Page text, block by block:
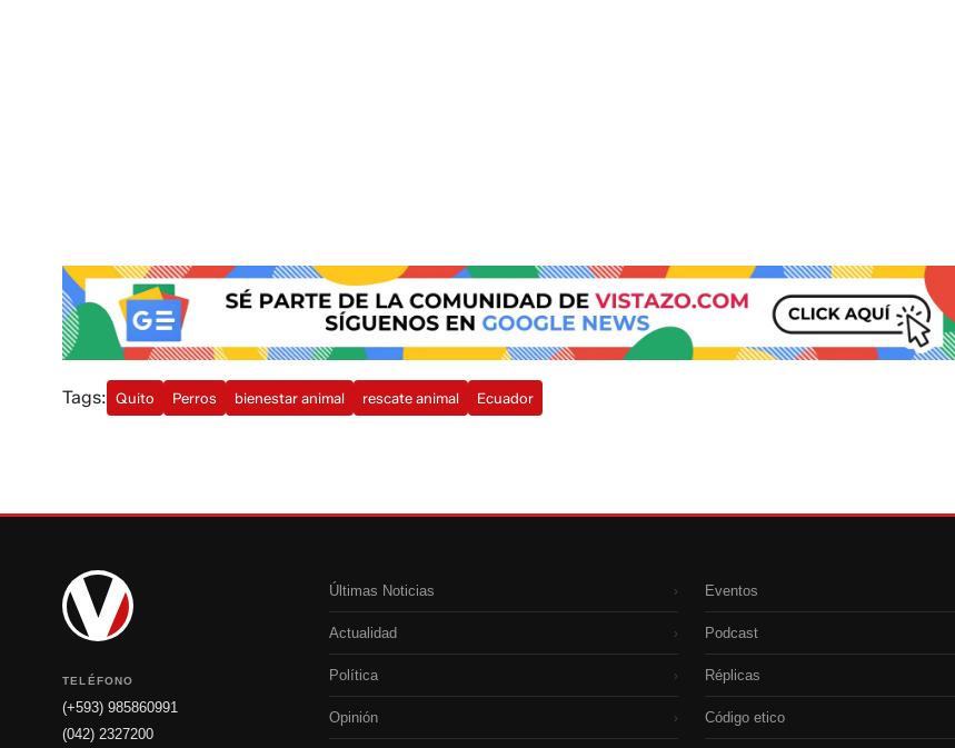
Tags: Quito Perros bienestar animal rescate animal Ecuador
TELÉFONO
(+593) 985860991
(042) 2327200
Últimas Noticias ›
Actualidad ›
Política ›
Opinión ›
Eventos
Podcast
Réplicas
Código etico